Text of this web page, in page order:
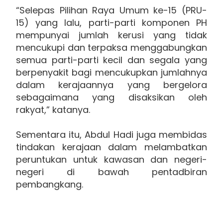
“Selepas Pilihan Raya Umum ke-15 (PRU-
15) yang lalu, parti-parti komponen PH
mempunyai jumlah kerusi yang tidak
mencukupi dan terpaksa menggabungkan
semua parti-parti kecil dan segala yang
berpenyakit bagi mencukupkan jumlahnya
dalam kerajaannya yang bergelora
sebagaimana yang disaksikan oleh
rakyat,” katanya.
Sementara itu, Abdul Hadi juga membidas
tindakan kerajaan dalam melambatkan
peruntukan untuk kawasan dan negeri-
negeri di bawah pentadbiran
pembangkang.